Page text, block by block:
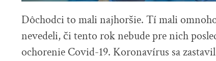
Dôchodci to mali najhoršie. Tí mali
nevedeli, či tento rok nebude pre nich
ochorenie Covid-19. Koronavírus sa